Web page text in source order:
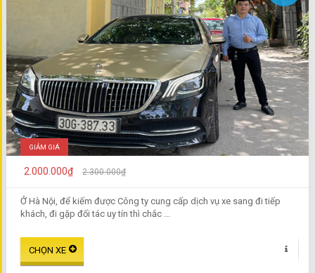
GIẢM GIÁ
2.000.000₫ 2.300.000₫
Ở Hà Nội, để kiếm được Công ty cung cấp dịch vụ xe sang đi tiếp
khách, đi gặp đối tác uy tín thì chắc ...